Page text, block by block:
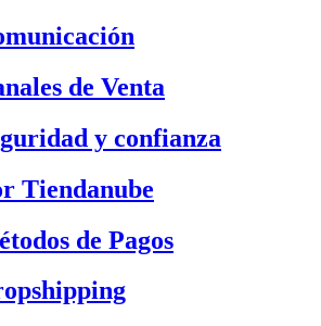
de Venta
y confianza
Tiendanube
de Pagos